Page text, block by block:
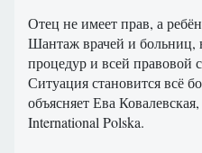
Отец не имеет прав, а
Шантаж врачей и
процедур и всей правовой
Ситуация становится всё
объясняет Ева
International Polska.